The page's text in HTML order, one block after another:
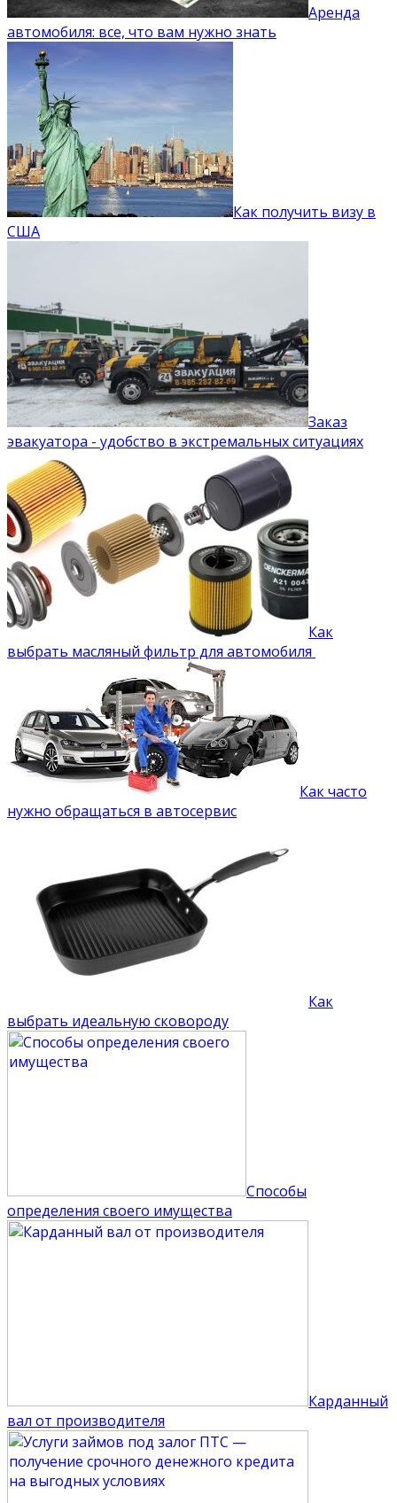
Аренда
автомобиля: все, что вам нужно знать
Как получить визу в
США
Заказ
эвакуатора - удобство в экстремальных ситуациях
Как
выбрать масляный фильтр для автомобиля
Как часто
нужно обращаться в автосервис
Как
выбрать идеальную сковороду
Способы
определения своего имущества
Карданный
вал от производителя